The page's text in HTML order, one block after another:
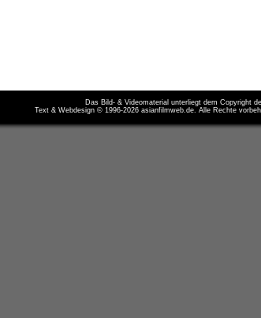
Das Bild- & Videomaterial unterliegt dem Copyright
Text & Webdesign © 1996-2026 asianfilmweb.de. Alle Rechte